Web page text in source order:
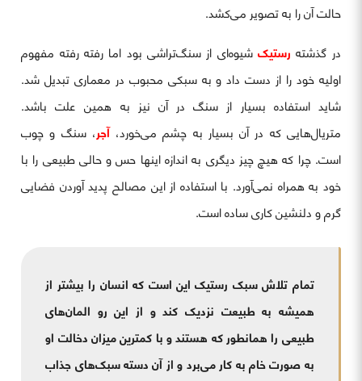
حالت آن را به تصویر می‌کشد.
در گذشته رستیکشیوه‌ای از سنگ‌تراشی بود اما رفته رفته مفهوم
اولیه خود را از دست داد و به سبکی محبوب در معماری تبدیل شد.
شاید استفاده بسیار از سنگ در آن نیز به همین علت باشد.
متریال‌هایی که در آن بسیار به چشم می‌خورد،آجر، سنگ و چوب
است. چرا که هیچ چیز دیگری به اندازه اینها حس و حالی طبیعی را با
خود به همراه نمی‌آورد. با استفاده از این مصالح پدید آوردن فضایی
گرم و دلنشین کاری ساده است.
تمام تلاش سبک رستیک این است که انسان را بیشتر از
همیشه به طبیعت نزدیک کند و از این رو المان‌های
طبیعی را همانطور که هستند و با کمترین میزان دخالت او
به صورت خام به کار می‌برد و از آن دسته سبک‌های جذاب